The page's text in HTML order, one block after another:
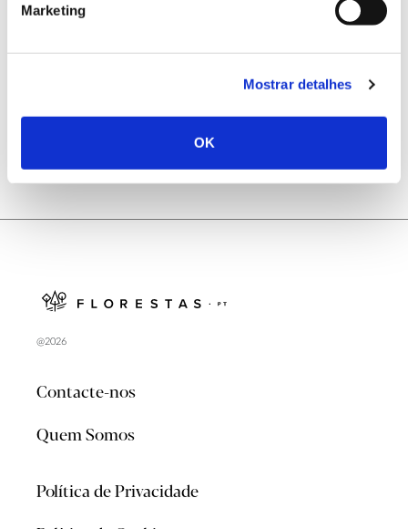
Marketing
Mostrar detalhes
OK
25.06.2026
Natureza e florestas procuram jovens voluntários
@2026
Contacte-nos
Quem Somos
Política de Privacidade